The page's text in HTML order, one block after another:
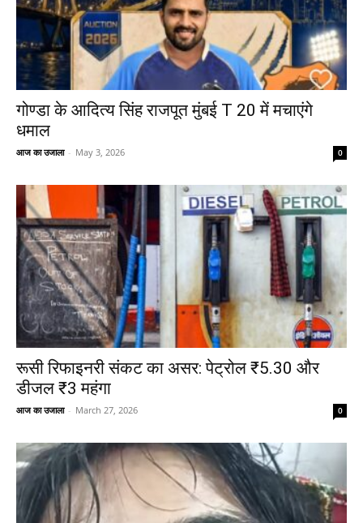
गोण्डा के आदित्य सिंह राजपूत मुंबई T 20 में मचाएंगे
धमाल
आज का उजाला - May 3, 2026 0
रूसी रिफाइनरी संकट का असर: पेट्रोल ₹5.30 और
डीजल ₹3 महंगा
आज का उजाला - March 27, 2026 0